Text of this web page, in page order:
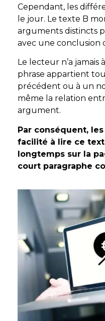
Cependant, les
le jour. Le texte B
arguments distincts
avec une conclusion
Le lecteur n’a jamais
phrase appartient
précédent ou à un
même la relation
argument.
Par conséquent,
facilité à lire ce
longtemps sur la
court paragraphe